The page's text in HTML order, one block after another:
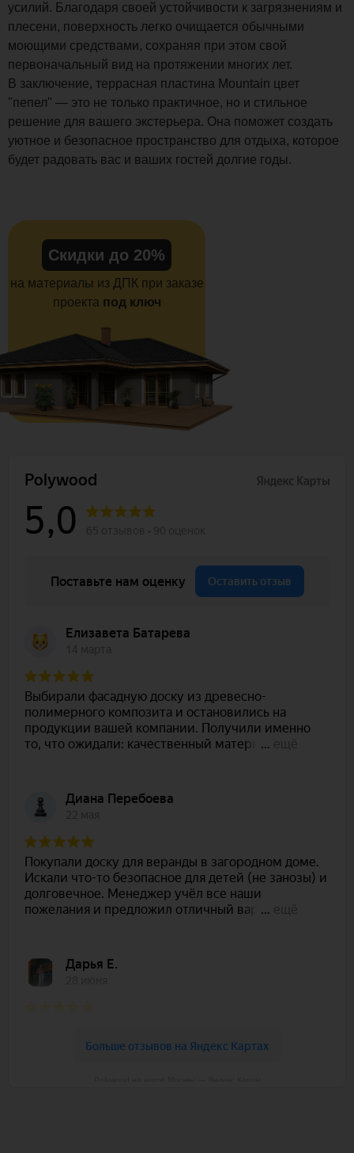
усилий. Благодаря своей устойчивости к загрязнениям и
плесени, поверхность легко очищается обычными
моющими средствами, сохраняя при этом свой
первоначальный вид на протяжении многих лет.
В заключение, террасная пластина Mountain цвет
"пепел" — это не только практичное, но и стильное
решение для вашего экстерьера. Она поможет создать
уютное и безопасное пространство для отдыха, которое
будет радовать вас и ваших гостей долгие годы.
Скидки до 20%
на материалы из ДПК при заказе
проекта под ключ